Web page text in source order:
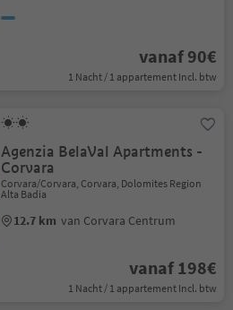
vanaf 90€
1 Nacht / 1 appartement Incl. btw
Agenzia BelaVal Apartments -
Corvara
Corvara/Corvara, Corvara, Dolomites Region
Alta Badia
12.7 km van Corvara Centrum
vanaf 198€
1 Nacht / 1 appartement Incl. btw